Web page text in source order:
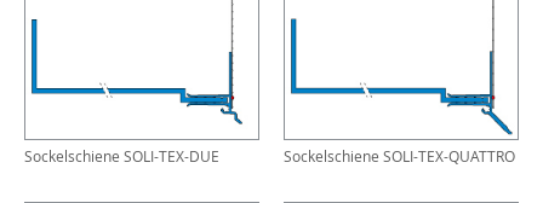
Sockelschiene SOLI-TEX-DUE Sockelschiene SOLI-TEX-QUATTRO